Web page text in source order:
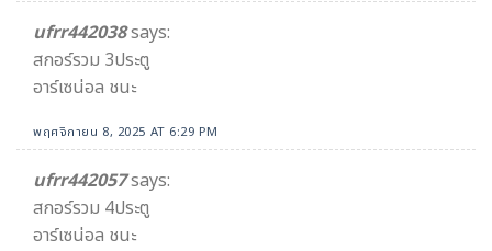
ufrr442038says:
สกอร์รวม 3ประตู
อาร์เซน่อล ชนะ
พฤศจิกายน 8, 2025 AT 6:29 PM
ufrr442057says:
สกอร์รวม 4ประตู
อาร์เซน่อล ชนะ